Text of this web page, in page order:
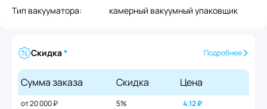
Тип вакууматора: камерный вакуумный упаковщик
Скидка* Подробнее
Сумма заказа Скидка Цена
от 20 000 ₽ 5% 4.12₽